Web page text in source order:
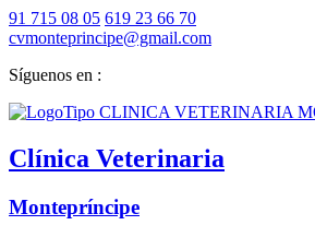
91 715 08 05 619 23 66 70
cvmonteprincipe@gmail.com
Síguenos en :
Clínica Veterinaria
Montepríncipe